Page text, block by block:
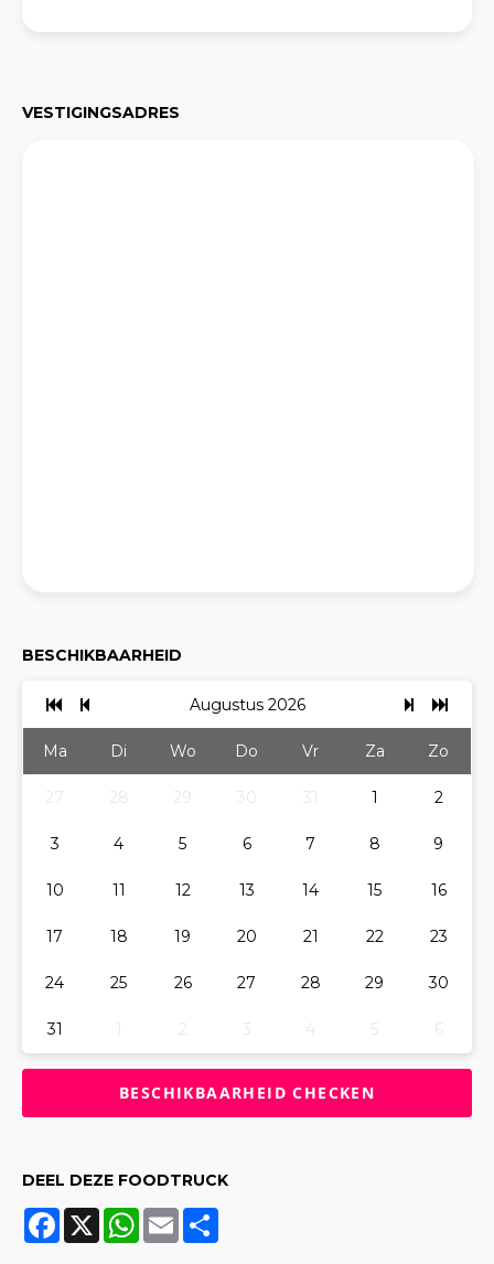
VESTIGINGSADRES
BESCHIKBAARHEID
Augustus 2026
Ma Di Wo Do Vr Za Zo
1 2
3 4 5 6 7 8 9
10 11 12 13 14 15 16
17 18 19 20 21 22 23
24 25 26 27 28 29 30
31
DEEL DEZE FOODTRUCK
Facebook
X WhatsApp
Email